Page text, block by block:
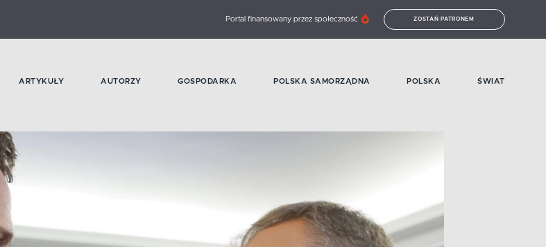
Portal finansowany przez społeczność ZOSTAŃ PATRONEM
ARTYKUŁY AUTORZY GOSPODARKA POLSKA SAMORZĄDNA POLSKA ŚWIAT